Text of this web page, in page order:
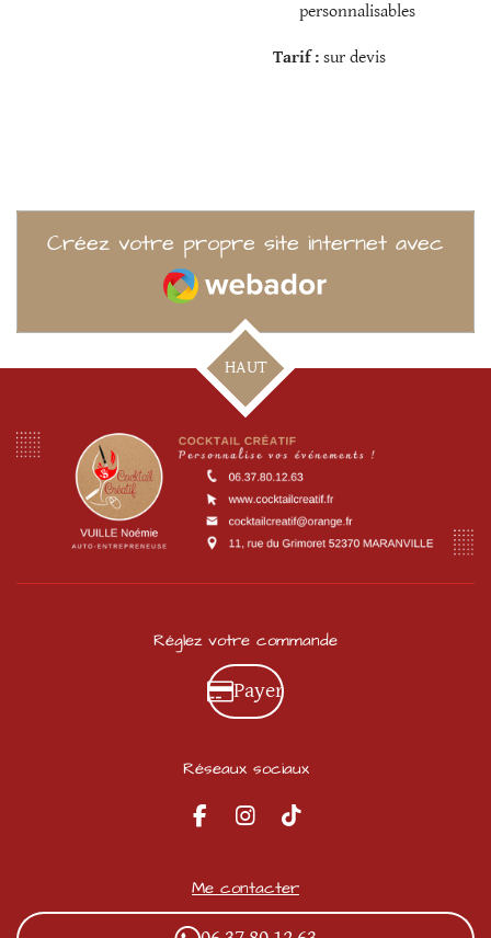
personnalisables
Tarif : sur devis
Créez votre propre site internet avec
Webador
HAUT
Réglez votre commande
Payer
Réseaux sociaux
F
e
b
o
I
t
a
g
T
T
o
k
Me contacter